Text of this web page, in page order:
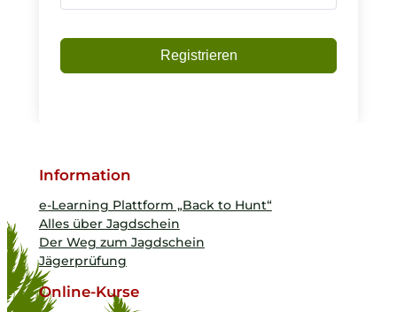
Registrieren
Information
e-Learning Plattform „Back to Hunt“
Alles über Jagdschein
Der Weg zum Jagdschein
Jägerprüfung
Online-Kurse